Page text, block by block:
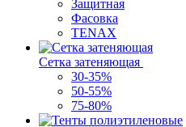
Защитная
Фасовка
TENAX
Сетка затеняющая
30-35%
50-55%
75-80%